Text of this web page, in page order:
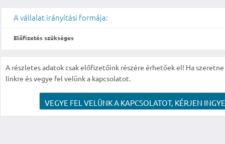
A vállalat irányítási formája:
Előfizetés szükséges
A részletes adatok csak előfizetőink részére érhetőek el! Ha
linkre és vegye fel velünk a kapcsolatot.
VEGYE FEL VELÜNK A KAPCSOLATOT, KÉRJEN